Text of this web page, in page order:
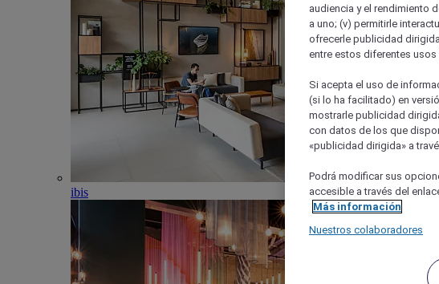
ibis
audiencia y el rendimiento
a uno; (v) permitirle
ofrecerle publicidad
entre estos diferentes usos
Si acepta el uso de
(si lo ha facilitado) en
mostrarle publicidad
con datos de los que
«publicidad dirigida» a
Podrá modificar sus
accesible a través del
Más información
Nuestros colaboradores